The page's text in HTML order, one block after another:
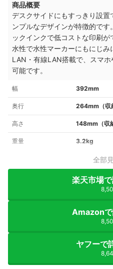
商品概要
デスクサイドにもすっきり設
ンプルなデザインが特徴的で
ックインクで低コストな印刷
水性で水性マーカーにもにじ
LAN・有線LAN搭載で、スマ
可能です。
幅 392mm
奥行 264mm（収
高さ 148mm（収
重量 3.2kg
全部
楽天市場
Amazon
ヤフーで